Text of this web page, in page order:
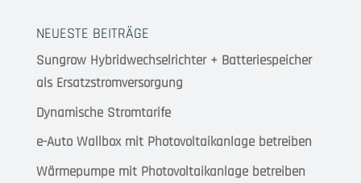
NEUESTE BEITRÄGE
Sungrow Hybridwechselrichter + Batteriespeicher
als Ersatzstromversorgung
Dynamische Stromtarife
e-Auto Wallbox mit Photovoltaikanlage betreiben
Wärmepumpe mit Photovoltaikanlage betreiben